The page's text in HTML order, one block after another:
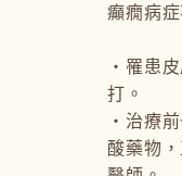
癲癇病
・罹患
打。
・治療
酸藥物